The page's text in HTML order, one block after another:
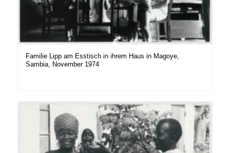
Familie Lipp am Esstisch in ihrem Haus in Magoye,
Sambia, November 1974